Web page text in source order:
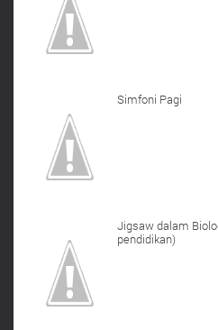
Simfoni Pagi
Jigsaw dalam
pendidikan)